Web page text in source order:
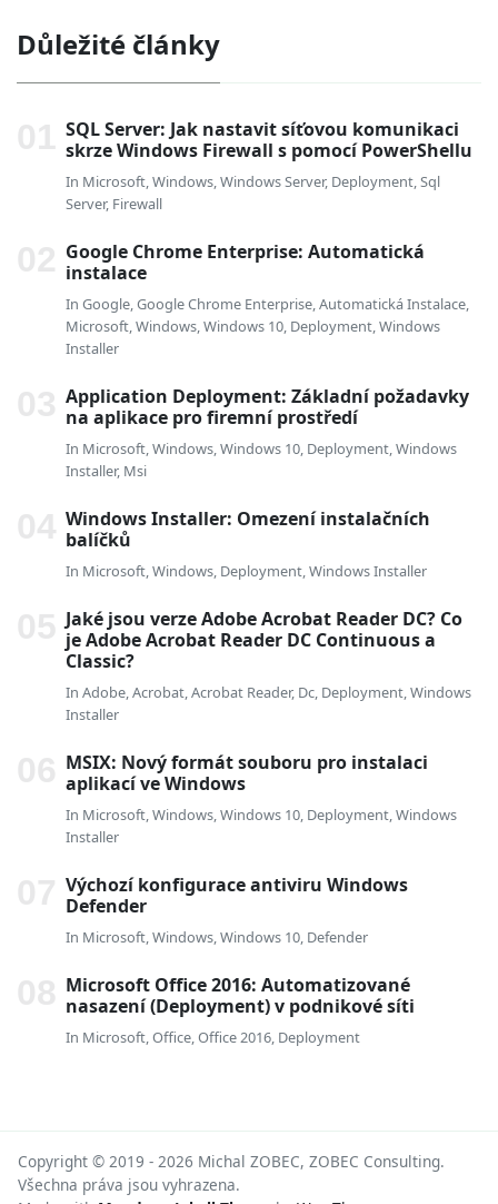
Důležité články
SQL Server: Jak nastavit síťovou komunikaci
skrze Windows Firewall s pomocí PowerShellu
In Microsoft,Windows,Windows Server, Deployment,Sql
Server, Firewall
Google Chrome Enterprise: Automatická
instalace
In Google,Google Chrome Enterprise,Automatická Instalace,
Microsoft,Windows,Windows 10, Deployment,Windows
Installer
Application Deployment: Základní požadavky
na aplikace pro firemní prostředí
In Microsoft,Windows,Windows 10, Deployment,Windows
Installer, Msi
Windows Installer: Omezení instalačních
balíčků
In Microsoft,Windows, Deployment,Windows Installer
Jaké jsou verze Adobe Acrobat Reader DC? Co
je Adobe Acrobat Reader DC Continuous a
Classic?
In Adobe,Acrobat,Acrobat Reader, Dc, Deployment,Windows
Installer
MSIX: Nový formát souboru pro instalaci
aplikací ve Windows
In Microsoft,Windows,Windows 10, Deployment,Windows
Installer
Výchozí konfigurace antiviru Windows
Defender
In Microsoft,Windows,Windows 10, Defender
Microsoft Office 2016: Automatizované
nasazení (Deployment) v podnikové síti
In Microsoft,Office,Office 2016, Deployment
Copyright © 2019 - 2026 Michal ZOBEC, ZOBEC Consulting.
Všechna práva jsou vyhrazena.